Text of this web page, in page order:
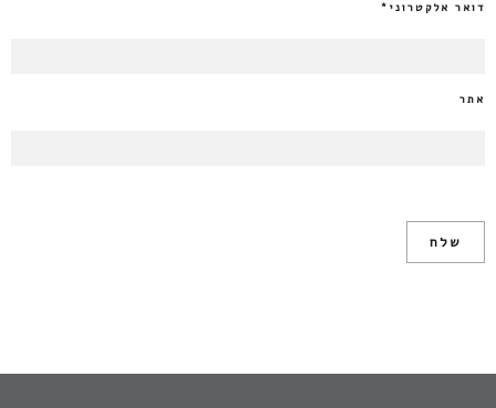
דואר אלקטרוני *
אתר